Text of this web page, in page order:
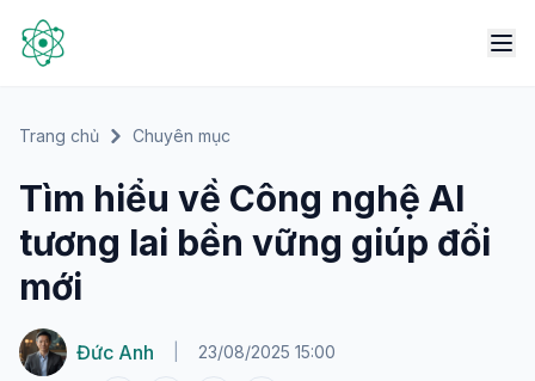
Trang chủ Chuyên mục
Tìm hiểu về Công nghệ AI
tương lai bền vững giúp đổi
mới
Đức Anh 23/08/2025 15:00